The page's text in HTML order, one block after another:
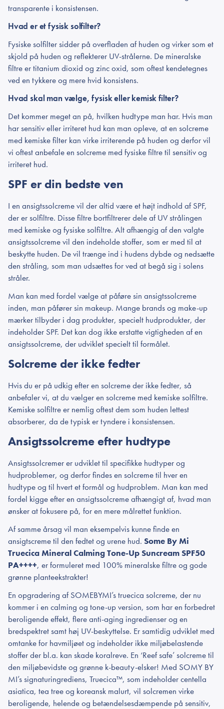
transparente i konsistensen.
Hvad er et fysisk solfilter?
Fysiske solfilter sidder på overfladen af huden og virker som et
skjold på huden og reflekterer UV-strålerne. De mineralske
filtre er titanium dioxid og zinc oxid, som oftest kendetegnes
ved en tykkere og mere hvid konsistens.
Hvad skal man vælge, fysisk eller kemisk filter?
Det kommer meget an på, hvilken hudtype man har. Hvis man
har sensitiv eller irriteret hud kan man opleve, at en solcreme
med kemiske filter kan virke irriterende på huden og derfor vil
vi oftest anbefale en solcreme med fysiske filtre til sensitiv og
irriteret hud.
SPF er din bedste ven
I en ansigtssolcreme vil der altid være et højt indhold af SPF,
der er solfiltre. Disse filtre bortfiltrerer dele af UV strålingen
med kemiske og fysiske solfiltre. Alt afhængig af den valgte
ansigtssolcreme vil den indeholde stoffer, som er med til at
beskytte huden. De vil trænge ind i hudens dybde og nedsætte
den stråling, som man udsættes for ved at begå sig i solens
stråler.
Man kan med fordel vælge at påføre sin ansigtssolcreme
inden, man påfører sin makeup. Mange brands og make-up
mærker tilbyder i dag produkter, specielt hudprodukter, der
indeholder SPF. Det kan dog ikke erstatte vigtigheden af en
ansigtssolcreme, der udviklet specielt til formålet.
Solcreme der ikke fedter
Hvis du er på udkig efter en solcreme der ikke fedter, så
anbefaler vi, at du vælger en solcreme med kemiske solfiltre.
Kemiske solfiltre er nemlig oftest dem som huden lettest
absorberer, da de typisk er tyndere i konsistensen.
Ansigtssolcreme efter hudtype
Ansigtssolcremer er udviklet til specifikke hudtyper og
hudproblemer, og derfor findes en solcreme til hver en
hudtype og til hvert et formål og hudproblem. Man kan med
fordel kigge efter en ansigtssolcreme afhængigt af, hvad man
ønsker at fokusere på, for en mere målrettet funktion.
Af samme årsag vil man eksempelvis kunne finde en
ansigtscreme til den fedtet og urene hud. Some By Mi
Truecica Mineral Calming Tone-Up Suncream SPF50
PA++++, er formuleret med 100% mineralske filtre og gode
grønne planteekstrakter!
En opgradering af SOMEBYMI’s truecica solcreme, der nu
kommer i en calming og tone-up version, som har en forbedret
beroligende effekt, flere anti-aging ingredienser og en
bredspektret samt høj UV-beskyttelse. Er samtidig udviklet med
omtanke for havmiljøet og indeholder ikke miljøbelastende
stoffer der bl.a. kan skade koralreve. En ‘Reef safe’ solcreme til
den miljøbevidste og grønne k-beauty-elsker! Med SOMY BY
MI’s signaturingrediens, Truecica™, som indeholder centella
asiatica, tea tree og koreansk malurt, vil solcremen virke
beroligende, helende og betændelsesdæmpende på sensitiv,